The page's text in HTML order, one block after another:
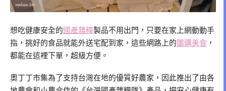
想吃健康安全的 國產雜糧製品不用出門，只要在家上網動動手
指，挑好的食品就能外送宅配到家，這些網路上的 團購美食 ，
都能在這裡下單，超級方便。
奧丁丁市集為了支持台灣在地的優質好農家，因此推出了由各